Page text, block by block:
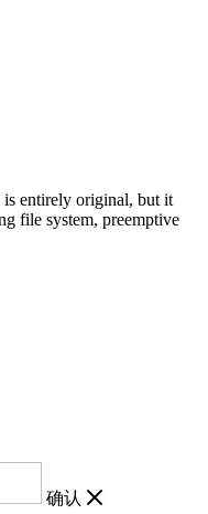
entirely original, but it
file system, preemptive
确认